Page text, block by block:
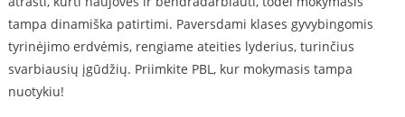
tampa dinamiška patirtimi. Paversdami klases gyvybingomis
tyrinėjimo erdvėmis, rengiame ateities lyderius, turinčius
svarbiausių įgūdžių. Priimkite PBL, kur mokymasis tampa
nuotykiu!